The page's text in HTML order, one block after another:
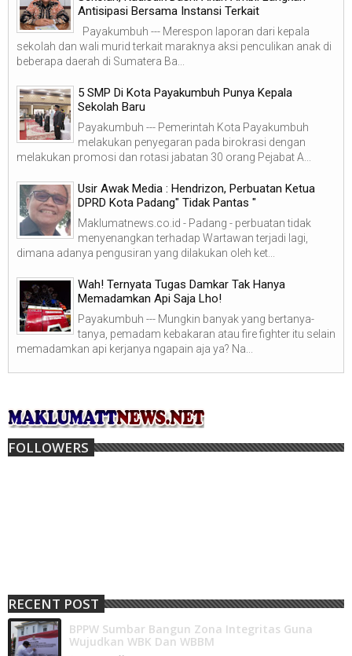
Antisipasi Bersama Instansi Terkait
Payakumbuh --- Merespon laporan dari kepala
sekolah dan wali murid terkait maraknya aksi penculikan anak di
beberapa daerah di Sumatera Ba...
5 SMP Di Kota Payakumbuh Punya Kepala
Sekolah Baru
Payakumbuh --- Pemerintah Kota Payakumbuh
melakukan penyegaran pada birokrasi dengan
melakukan promosi dan rotasi jabatan 30 orang Pejabat A...
Usir Awak Media : Hendrizon, Perbuatan Ketua
DPRD Kota Padang" Tidak Pantas "
Maklumatnews.co.id - Padang - perbuatan tidak
menyenangkan terhadap Wartawan terjadi lagi,
dimana adanya pengusiran yang dilakukan oleh ket...
Wah! Ternyata Tugas Damkar Tak Hanya
Memadamkan Api Saja Lho!
Payakumbuh --- Mungkin banyak yang bertanya-
tanya, pemadam kebakaran atau fire fighter itu selain
memadamkan api kerjanya ngapain aja ya? Na...
FOLLOWERS
RECENT POST
BPPW Sumbar Bangun Zona Integritas Guna
Wujudkan WBK Dan WBBM